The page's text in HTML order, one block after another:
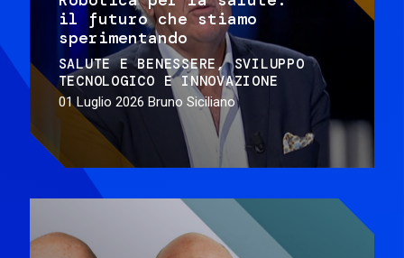
il futuro che stiamo
sperimentando
SALUTE E BENESSERE
SVILUPPO
TECNOLOGICO E INNOVAZIONE
01 Luglio 2026 Bruno Siciliano